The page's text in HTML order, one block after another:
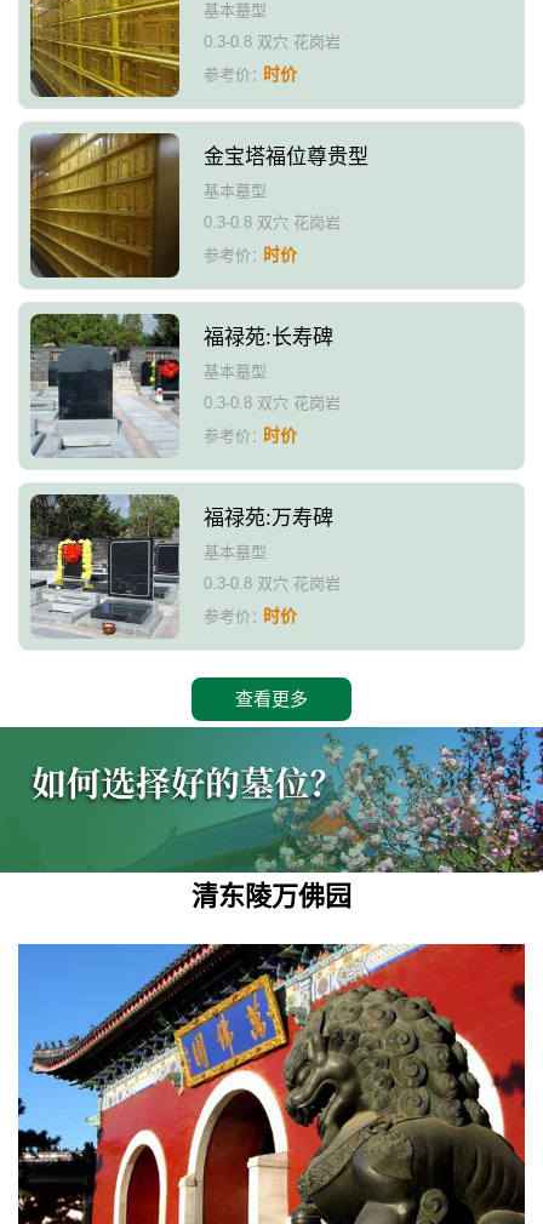
基本墓型
0.3-0.8 双穴 花岗岩
参考价：时价
金宝塔福位尊贵型
基本墓型
0.3-0.8 双穴 花岗岩
参考价：时价
福禄苑:长寿碑
基本墓型
0.3-0.8 双穴 花岗岩
参考价：时价
福禄苑:万寿碑
基本墓型
0.3-0.8 双穴 花岗岩
参考价：时价
查看更多
清东陵万佛园